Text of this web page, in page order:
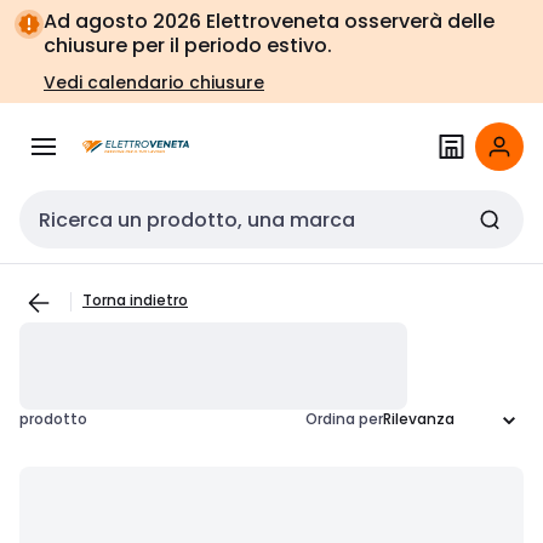
Vai alla
navigazione
Vai
alla
pagina
Ad agosto 2026 Elettroveneta osserverà delle
chiusure per il periodo estivo.
Vedi calendario chiusure
Cerca input
Torna indietro
prodotto Ordina per